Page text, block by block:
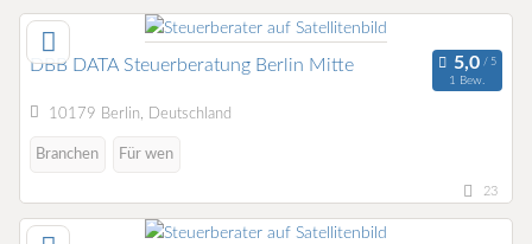
DBB DATA Steuerberatung Berlin Mitte
1 Bew.
10179 Berlin, Deutschland
Branchen Für wen
23